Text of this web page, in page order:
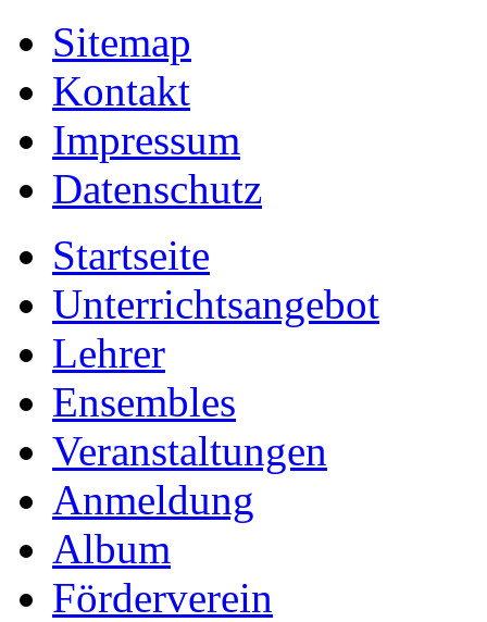
Sitemap
Kontakt
Impressum
Datenschutz
Startseite
Unterrichtsangebot
Lehrer
Ensembles
Veranstaltungen
Anmeldung
Album
Förderverein